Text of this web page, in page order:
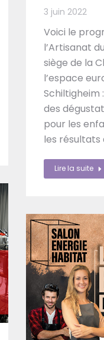
3 juin 2022
Voici le
l’Artisanat
siège de la
l’espace
Schiltigheim
des
pour les
les résultats
Lire la suite